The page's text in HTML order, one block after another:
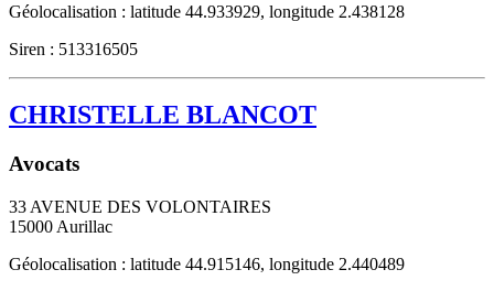
Géolocalisation : latitude 44.933929, longitude 2.438128
Siren : 513316505
CHRISTELLE BLANCOT
Avocats
33 AVENUE DES VOLONTAIRES
15000 Aurillac
Géolocalisation : latitude 44.915146, longitude 2.440489